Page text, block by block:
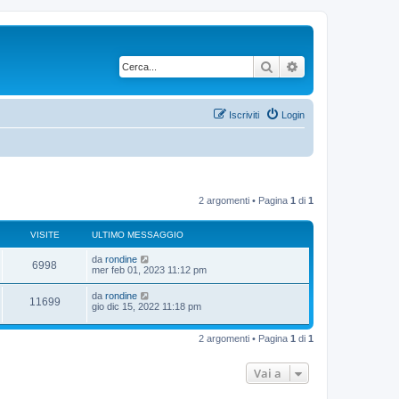
Cerca
Login
Iscriviti
2 argomenti • Pagina 1 di 1
VISITE ULTIMO MESSAGGIO
6998
i
i
U
l
m
o
m
e
da rondine
mer feb 01, 2023 11:12 pm
11699V
i
U
l
i
da rondine
gio dic 15, 2022 11:18 pm
2 argomenti • Pagina 1 di 1
Vai a